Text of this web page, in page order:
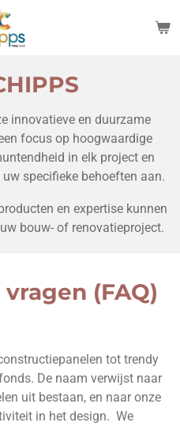
innovatieve en duurzame
focus op hoogwaardige
in elk project en
specifieke behoeften aan.
en expertise kunnen
bouw- of renovatieproject.
(FAQ)
tot trendy
De naam verwijst naar
uit bestaan, en naar onze
in het design. We